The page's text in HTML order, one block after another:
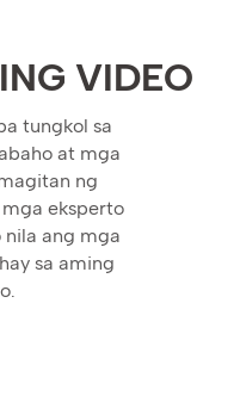
VIDEO
tungkol sa
at mga
ng
eksperto
ang mga
sa aming